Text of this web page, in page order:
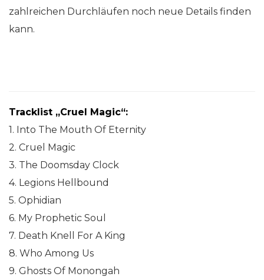
zahlreichen Durchläufen noch neue Details finden
kann.
Tracklist „Cruel Magic“:
1. Into The Mouth Of Eternity
2. Cruel Magic
3. The Doomsday Clock
4. Legions Hellbound
5. Ophidian
6. My Prophetic Soul
7. Death Knell For A King
8. Who Among Us
9. Ghosts Of Monongah